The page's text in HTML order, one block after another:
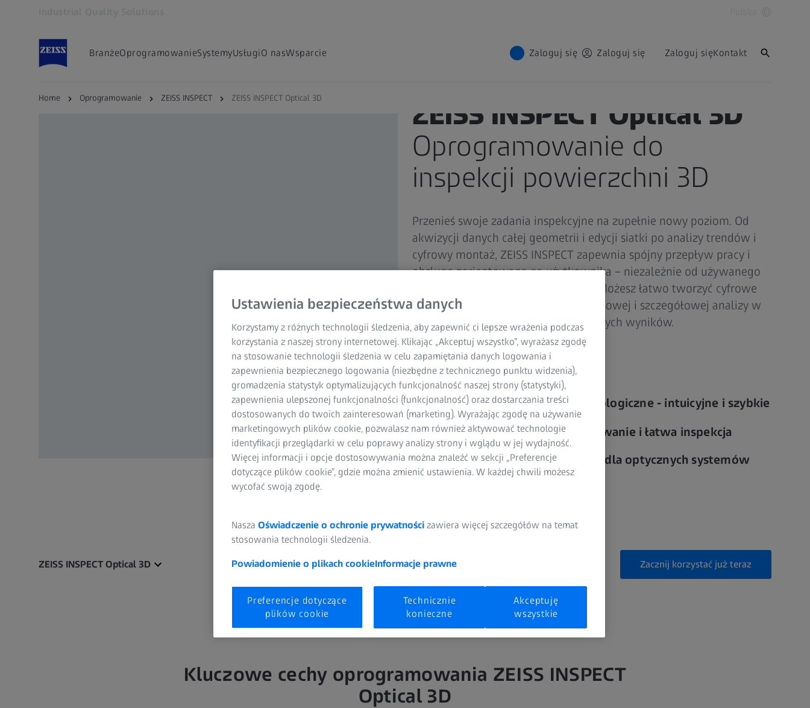
BranżeOprogramowanieSystemyUsługiO nasWsparcie Zaloguj się Zaloguj się Zaloguj sięKontakt
Home Oprogramowanie ZEISS INSPECT ZEISS INSPECT Optical 3D
ZEISS INSPECT Optical 3D
Oprogramowanie do
inspekcji powierzchni 3D
Przenieś swoje zadania inspekcyjne na zupełnie nowy poziom. Od
akwizycji danych całej geometrii i edycji siatki po analizy trendów i
cyfrowy montaż, ZEISS INSPECT zapewnia spójny przepływ pracy i
obsługę zorientowaną na użytkownika – niezależnie od używanego
optycznego systemu pomiarowego. Możesz łatwo tworzyć cyfrowe
kopie mierzonych części do kompleksowej i szczegółowej analizy w
celu zapewnienia szybkich i precyzyjnych wyników.
Zacznij korzystać już teraz
Zaawansowane funkcje metrologiczne - intuicyjne i szybkie
Zautomatyzowane programowanie i łatwa inspekcja
Usprawniony przepływ pracy dla optycznych systemów
pomiarowych ZEISS
ZEISS INSPECT Optical 3D Zacznij korzystać już teraz
Kluczowe cechy oprogramowania ZEISS INSPECT
Optical 3D
Ustawienia bezpieczeństwa danych
Korzystamy z różnych technologii śledzenia, aby zapewnić ci lepsze wrażenia podczas
korzystania z naszej strony internetowej. Klikając „Akceptuj wszystko”, wyrażasz zgodę
na stosowanie technologii śledzenia w celu zapamiętania danych logowania i
zapewnienia bezpiecznego logowania (niezbędne z technicznego punktu widzenia),
gromadzenia statystyk optymalizujących funkcjonalność naszej strony (statystyki),
zapewnienia ulepszonej funkcjonalności (funkcjonalność) oraz dostarczania treści
dostosowanych do twoich zainteresowań (marketing). Wyrażając zgodę na używanie
marketingowych plików cookie, pozwalasz nam również aktywować technologie
identyfikacji przeglądarki w celu poprawy analizy strony i wglądu w jej wydajność.
Więcej informacji i opcje dostosowywania można znaleźć w sekcji „Preferencje
dotyczące plików cookie”, gdzie można zmienić ustawienia. W każdej chwili możesz
wycofać swoją zgodę.
Nasza Oświadczenie o ochronie prywatności zawiera więcej szczegółów na temat
stosowania technologii śledzenia.
Powiadomienie o plikach cookieInformacje prawne
Preferencje dotyczące
plików cookie
Technicznie
konieczne
Akceptuję
wszystkie